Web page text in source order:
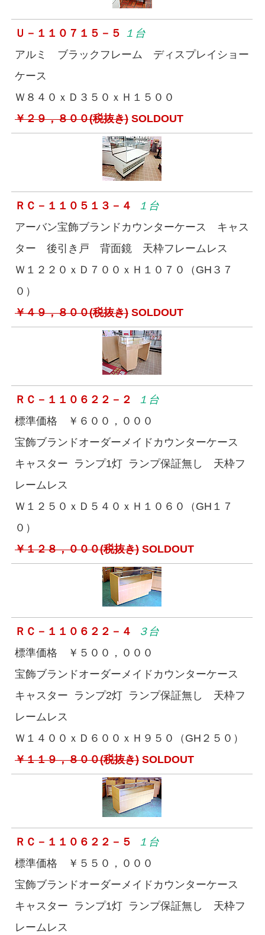
Ｕ－１１０７１５－５ １台
アルミ ブラックフレーム ディスプレイショー
ケース
Ｗ８４０ｘＤ３５０ｘＨ１５００
￥２９，８００(税抜き) SOLDOUT
ＲＣ－１１０５１３－４
１台
アーバン宝飾ブランドカウンターケース キャス
ター 後引き戸 背面鏡 天枠フレームレス
Ｗ１２２０ｘＤ７００ｘＨ１０７０（GH３７
０）
￥４９，８００(税抜き) SOLDOUT
ＲＣ－１１０６２２－２
１台
標準価格 ￥６００，０００
宝飾ブランドオーダーメイドカウンターケース
キャスター ランプ1灯 ランプ保証無し 天枠フ
レームレス
Ｗ１２５０ｘＤ５４０ｘＨ１０６０（GH１７
０）
￥１２８，０００(税抜き) SOLDOUT
ＲＣ－１１０６２２－４
３台
標準価格 ￥５００，０００
宝飾ブランドオーダーメイドカウンターケース
キャスター ランプ2灯 ランプ保証無し 天枠フ
レームレス
Ｗ１４００ｘＤ６００ｘＨ９５０（GH２５０）
￥１１９，８００(税抜き) SOLDOUT
ＲＣ－１１０６２２－５
１台
標準価格 ￥５５０，０００
宝飾ブランドオーダーメイドカウンターケース
キャスター ランプ1灯 ランプ保証無し 天枠フ
レームレス